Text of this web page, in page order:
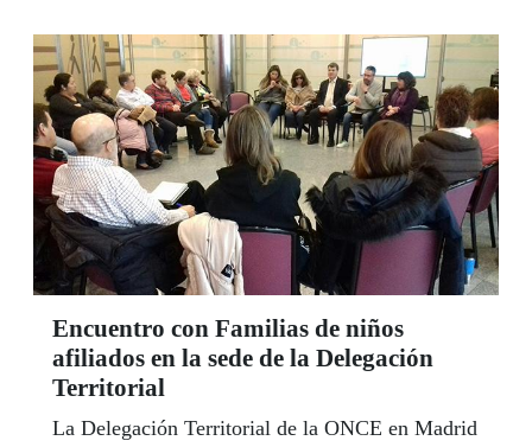
Encuentro con Familias de niños
afiliados en la sede de la Delegación
Territorial
La Delegación Territorial de la ONCE en Madrid